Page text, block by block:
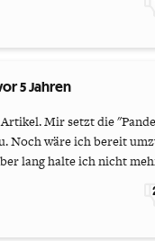
5 Jahren
Mir setzt die
Noch wäre ich bereit
lang halte ich nicht